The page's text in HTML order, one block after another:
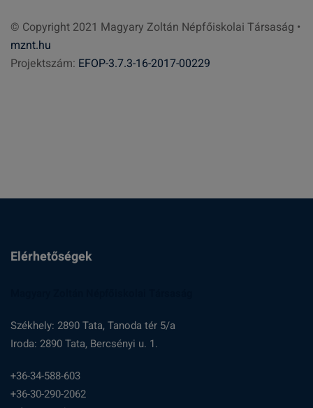
e
s
é
© Copyright 2021 Magyary Zoltán Népfőiskolai Társaság •
mznt.hu
Projektszám: EFOP-3.7.3-16-2017-00229
Elérhetőségek
Székhely: 2890 Tata, Tanoda tér 5/a
Iroda: 2890 Tata, Bercsényi u. 1.
+36-34-588-603
+36-30-290-2062